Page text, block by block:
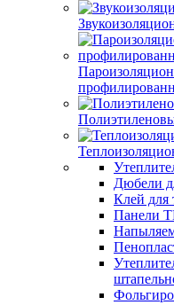
Дюбели
Клей для
Панели